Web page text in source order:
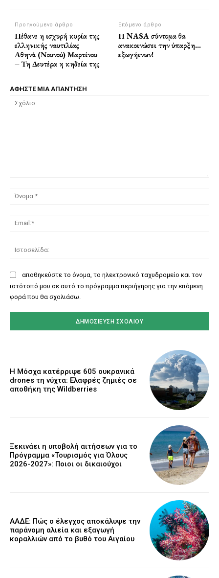
Προηγούμενο άρθρο
Πέθανε η ισχυρή κυρία της
ελληνικής ναυτιλίας
Αθηνά (Νουνού) Μαρτίνου
– Τη Δευτέρα η κηδεία της
Επόμενο άρθρο
Η NASA σύντομα θα
ανακοινώσει την ύπαρξη…
εξωγήινων!
ΑΦΗΣΤΕ ΜΙΑ ΑΠΑΝΤΗΣΗ
αποθηκεύστε το όνομα, το ηλεκτρονικό ταχυδρομείο και τον
ιστότοπό μου σε αυτό το πρόγραμμα περιήγησης για την επόμενη
φορά που θα σχολιάσω.
Η Μόσχα κατέρριψε 605 ουκρανικά
drones τη νύχτα: Ελαφρές ζημιές σε
αποθήκη της Wildberries
Ξεκινάει η υποβολή αιτήσεων για το
Πρόγραμμα «Τουρισμός για Όλους
2026-2027»: Ποιοι οι δικαιούχοι
ΑΑΔΕ: Πώς ο έλεγχος αποκάλυψε την
παράνομη αλιεία και εξαγωγή
κοραλλιών από το βυθό του Αιγαίου